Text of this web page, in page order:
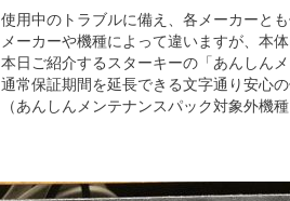
使用中のトラブルに備え、各メーカーと
メーカーや機種によって違いますが、本
本日ご紹介するスターキーの「あんしんメ
通常保証期間を延長できる文字通り安心の
（あんしんメンテナンスパック対象外機